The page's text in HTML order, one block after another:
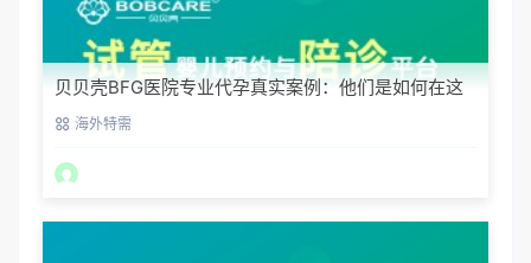
贝贝壳BFG医院专业代孕真实案例：他们是如何在这
里圆梦的
海外特需